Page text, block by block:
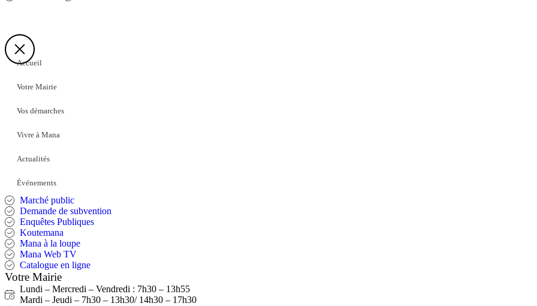
Accueil
Votre Mairie
Vos démarches
Vivre à Mana
Actualités
Événements
Marché public
Demande de subvention
Enquêtes Publiques
Koutemana
Mana à la loupe
Mana Web TV
Catalogue en ligne
Votre Mairie
Lundi – Mercredi – Vendredi : 7h30 – 13h55
Mardi – Jeudi – 7h30 – 13h30/ 14h30 – 17h30